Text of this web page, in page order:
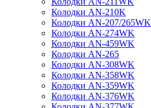
Колодки AN-210K
Колодки AN-207/265WK
Колодки AN-274WK
Колодки AN-459WK
Колодки AN-265
Колодки AN-308WK
Колодки AN-358WK
Колодки AN-359WK
Колодки AN-376WK